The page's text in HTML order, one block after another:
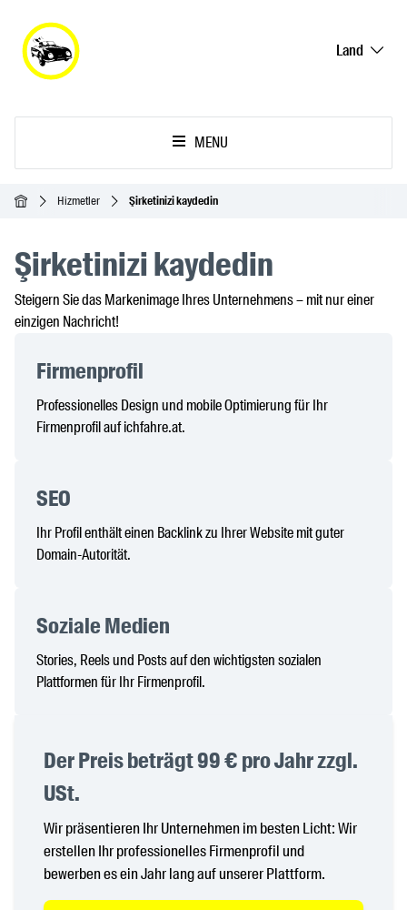
Land
MENU
Ana SayfaHizmetler Şirketinizi kaydedin
Şirketinizi kaydedin
Steigern Sie das Markenimage Ihres Unternehmens – mit nur einer
einzigen Nachricht!
Firmenprofil
Professionelles Design und mobile Optimierung für Ihr
Firmenprofil auf ichfahre.at.
SEO
Ihr Profil enthält einen Backlink zu Ihrer Website mit guter
Domain-Autorität.
Soziale Medien
Stories, Reels und Posts auf den wichtigsten sozialen
Plattformen für Ihr Firmenprofil.
Der Preis beträgt 99 € pro Jahr zzgl.
USt.
Wir präsentieren Ihr Unternehmen im besten Licht: Wir
erstellen Ihr professionelles Firmenprofil und
bewerben es ein Jahr lang auf unserer Plattform.